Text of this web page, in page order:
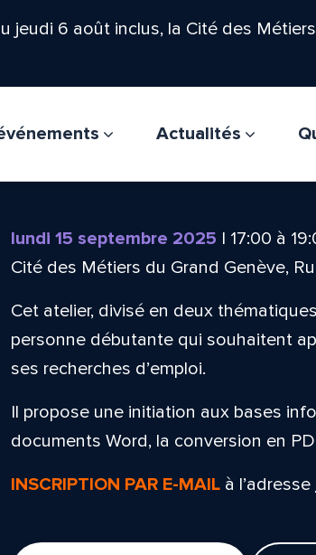
6 août inclus, la Cité des
Actualités
lundi 15 septembre 2025 | 17:00 à
Cité des Métiers du Grand Genève,
Cet atelier, divisé en deux
personne débutante qui souhaitent
ses recherches d’emploi.
Il propose une initiation aux bases
documents Word, la conversion en
INSCRIPTION PAR E-MAILà l’adresse